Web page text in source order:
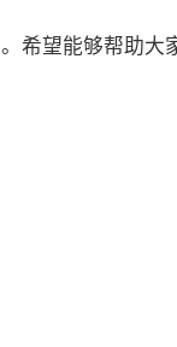
希望能够帮助大